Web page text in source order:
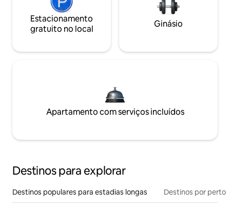
Estacionamento
gratuito no local
Ginásio
Apartamento com serviços incluídos
Destinos para explorar
Destinos populares para estadias longas Destinos por perto